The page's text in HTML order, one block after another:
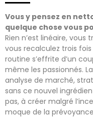
Vous y pensez en
quelque chose vous
Rien n’est linéaire,
vous recalculez trois
routine s’effrite d’un
même les passionnés.
analyse de marché,
sans ce nouvel
pas, à créer malgré
moque de la